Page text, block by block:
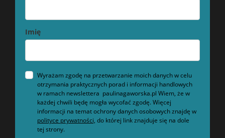
Imię
Wyrażam zgodę na przetwarzanie moich danych w celu
otrzymania praktycznych porad i informacji handlowych
w ramach newslettera paulinagaworska.pl Wiem, że w
każdej chwili będę mogła wycofać zgodę. Więcej
informacji na temat ochrony danych osobowych znajdę w
polityce prywatności, do której link znajduje się na dole
tej strony.